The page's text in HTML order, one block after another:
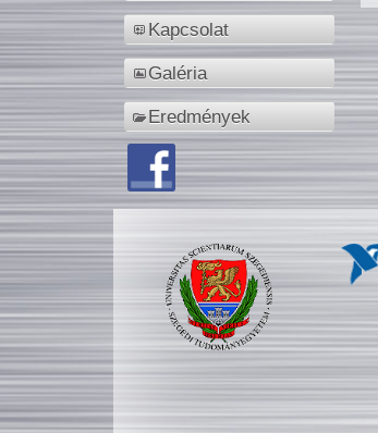
Kapcsolat
Galéria
Eredmények